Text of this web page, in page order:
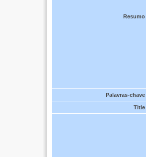
Resumo
Palavras-chave
Title